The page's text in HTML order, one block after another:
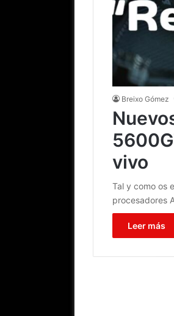
Breixo Gómez
vivo
Tal y como os
procesadores
Leer más